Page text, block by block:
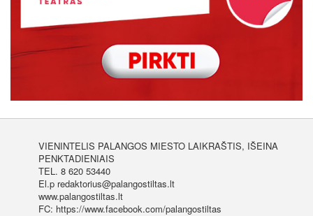
VIENINTELIS PALANGOS MIESTO LAIKRAŠTIS, IŠEINA
PENKTADIENIAIS
TEL. 8 620 53440
El.p redaktorius@palangostiltas.lt
www.palangostiltas.lt
FC: https://www.facebook.com/palangostiltas